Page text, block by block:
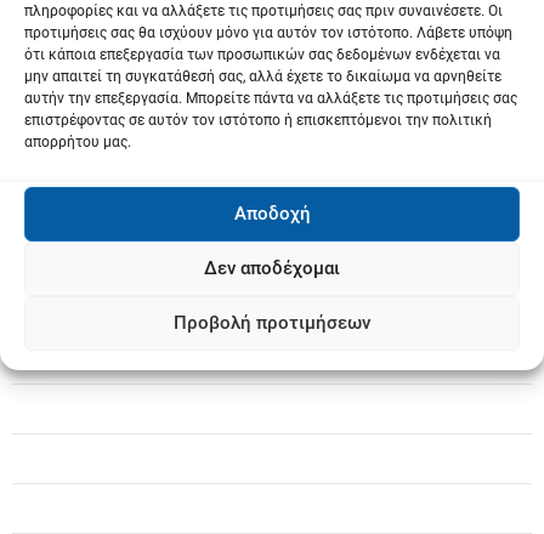
πληροφορίες και να αλλάξετε τις προτιμήσεις σας πριν συναινέσετε. Οι
προτιμήσεις σας θα ισχύουν μόνο για αυτόν τον ιστότοπο. Λάβετε υπόψη
ότι κάποια επεξεργασία των προσωπικών σας δεδομένων ενδέχεται να
μην απαιτεί τη συγκατάθεσή σας, αλλά έχετε το δικαίωμα να αρνηθείτε
αυτήν την επεξεργασία. Μπορείτε πάντα να αλλάξετε τις προτιμήσεις σας
επιστρέφοντας σε αυτόν τον ιστότοπο ή επισκεπτόμενοι την πολιτική
απορρήτου μας.
Αποδοχή
Δεν αποδέχομαι
Προβολή προτιμήσεων
ν